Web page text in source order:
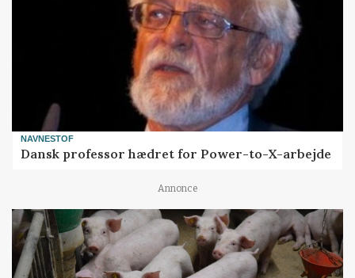
NAVNESTOF
Dansk professor hædret for Power-to-X-arbejde
Annonce